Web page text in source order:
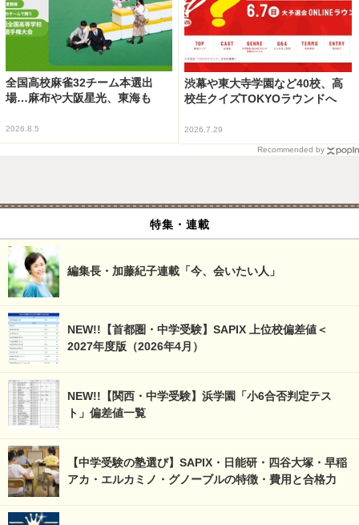
全国高校麻雀32チーム本選出
場…麻布や大阪星光、東海も
2026.8.5
渋幕や東大寺学園など40校、高
校生クイズTOKYOラウンドへ
2026.7.29
Recommended by
特集・連載
編集長・加藤紀子連載「今、会いたい人」
NEW!!【首都圏・中学受験】SAPIX 上位校偏差値＜
2027年度版（2026年4月）
NEW!!【関西・中学受験】浜学園「小6合否判定テス
ト」偏差値一覧
【中学受験の塾選び】SAPIX・日能研・四谷大塚・早稲
アカ・エルカミノ・グノーブルの特徴・費用と合格力